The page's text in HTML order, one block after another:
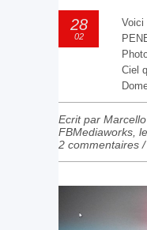
28
02
Voici
Ciel
Ecrit par
FBMediaworks,
2 commentaires/